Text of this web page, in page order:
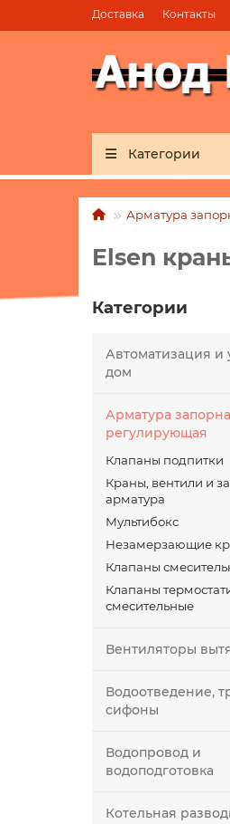
Доставка Контакты
Категории
Арматура
Elsen
Категории
Автоматизация и
дом
Арматура
регулирующая
Клапаны подпитки
Краны, вентили и
арматура
Мультибокс
Незамерзающие
Клапаны
Клапаны
смесительные
Вентиляторы
Водоотведение,
сифоны
Водопровод и
водоподготовка
Котельная